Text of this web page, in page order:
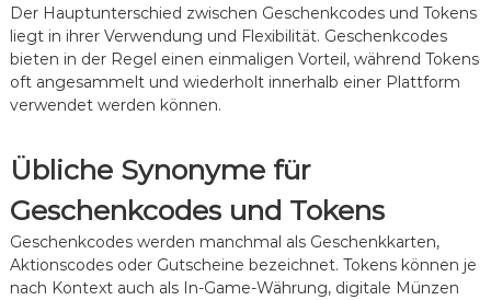
m
a
x
e
n
,
E
f
Der Hauptunterschied zwischen Geschenkcodes und Tokens
liegt in ihrer Verwendung und Flexibilität. Geschenkcodes
bieten in der Regel einen einmaligen Vorteil, während Tokens
oft angesammelt und wiederholt innerhalb einer Plattform
verwendet werden können.
Übliche Synonyme für
Geschenkcodes und Tokens
Geschenkcodes werden manchmal als Geschenkkarten,
Aktionscodes oder Gutscheine bezeichnet. Tokens können je
nach Kontext auch als In-Game-Währung, digitale Münzen